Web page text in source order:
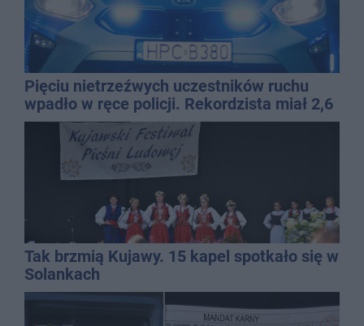
Pięciu nietrzeźwych uczestników ruchu
wpadło w ręce policji. Rekordzista miał 2,6
promila
Tak brzmią Kujawy. 15 kapel spotkało się w
Solankach